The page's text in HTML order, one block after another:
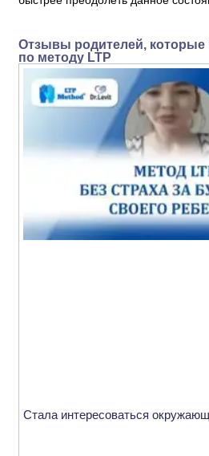
Отзывы родителей, которые
по методу LTP
Стала интересоваться